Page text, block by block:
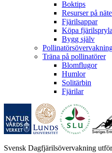
Boktips
Resurser på
Fjärilsappar
Köpa
Bygg själv
Träna på pollinatörer
Blomflugor
Humlor
Solitärbin
Fjärilar
Svensk Dagfjärilsövervakning